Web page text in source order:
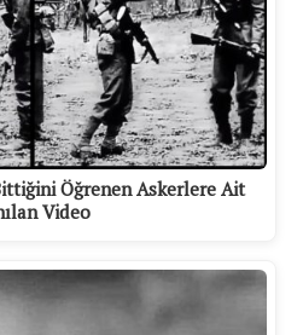
Öğrenen Askerlere Ait
Video